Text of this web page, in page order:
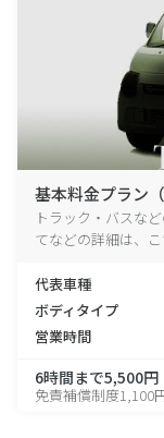
基本料金プラン（
トラック・バスな
てなどの詳細は、
代表車種
ボディタイプ
営業時間
6時間まで5,500円
免責補償制度1,100